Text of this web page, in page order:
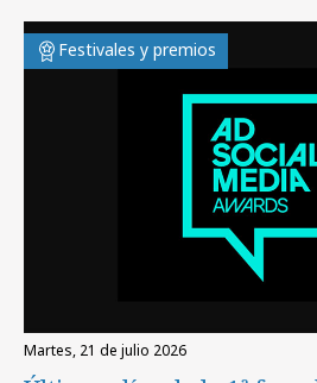
Festivales y premios
martes, 21 de julio 2026